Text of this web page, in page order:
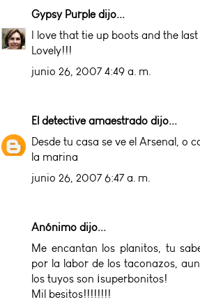
Gypsy Purpledijo...
I love that tie up boots and the
Lovely!!!
junio 26, 2007 4:49 a. m.
El detective amaestrado dijo...
Desde tu casa se ve el Arsenal, o
la marina
junio 26, 2007 6:47 a. m.
Anónimo dijo...
Me encantan los planitos, tu
por la labor de los taconazos,
los tuyos son ¡superbonitos!
Mil besitos!!!!!!!!